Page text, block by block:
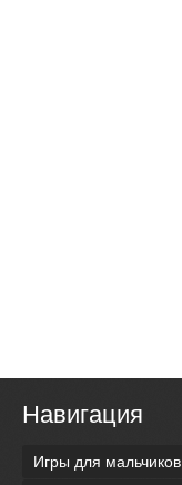
Навигация
Игры для мальчиков